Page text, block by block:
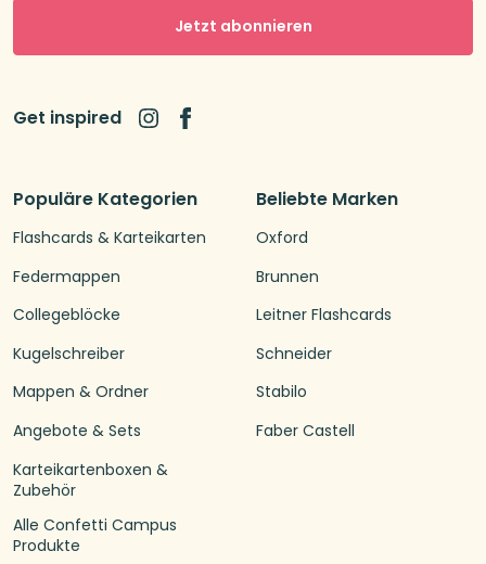
Populäre Kategorien
Flashcards & Karteikarten
Federmappen
Collegeblöcke
Kugelschreiber
Mappen & Ordner
Angebote & Sets
Karteikartenboxen &
Zubehör
Alle Confetti Campus
Produkte
Beliebte Marken
Oxford
Brunnen
Leitner Flashcards
Schneider
Stabilo
Faber Castell
Jetzt abonnieren
Get inspired